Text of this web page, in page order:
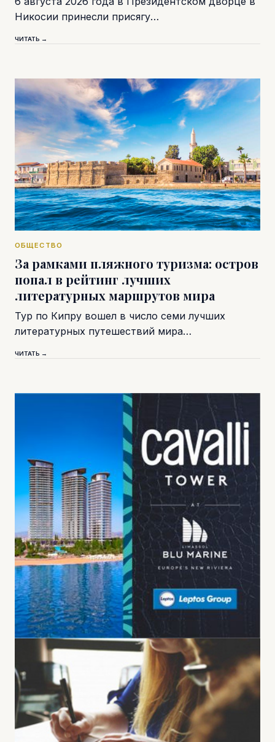
Никосии принесли присягу…
ЧИТАТЬ →
ОБЩЕСТВО
За рамками пляжного туризма: остров
попал в рейтинг лучших
литературных маршрутов мира
Тур по Кипру вошел в число семи лучших
литературных путешествий мира…
ЧИТАТЬ →